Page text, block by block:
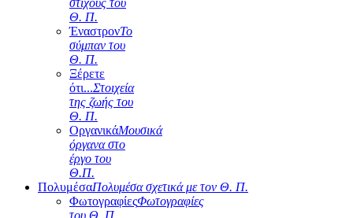
στίχους του
Θ. Π.
ΈναστρονΤο
σύμπαν του
Θ. Π.
Ξέρετε
ότι...Στοιχεία
της ζωής του
Θ. Π.
ΟργανικάΜουσικά
όργανα στο
έργο του
Θ.Π.
ΠολυμέσαΠολυμέσα σχετικά με τον Θ. Π.
ΦωτογραφίεςΦωτογραφίες